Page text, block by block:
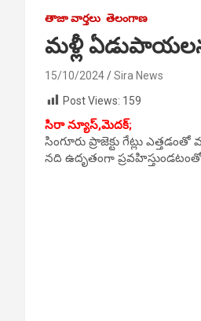
తాజా వార్తలు తెలంగాణ
మళ్లీ
15/10/2024
Sira News
Post Views: 159
సిరా న్యూస్,మెదక్;
సింగూరు ప్రాజెక్టు గేట్లు
నది ఉదృతంగా